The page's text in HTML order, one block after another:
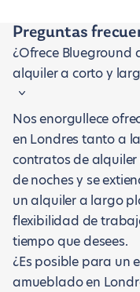
Preguntas
¿Ofrece
alquiler a corto y
Nos enorgullece
en Londres tanto a
contratos de
de noches y se
un alquiler a largo
flexibilidad de
tiempo que desees.
¿Es posible para un
amueblado en